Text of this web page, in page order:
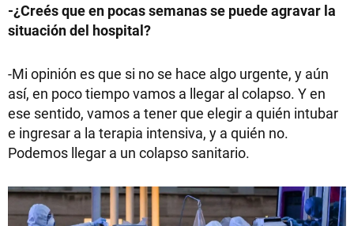
-¿Creés que en pocas semanas se puede agravar la
situación del hospital?
-Mi opinión es que si no se hace algo urgente, y aún
así, en poco tiempo vamos a llegar al colapso. Y en
ese sentido, vamos a tener que elegir a quién intubar
e ingresar a la terapia intensiva, y a quién no.
Podemos llegar a un colapso sanitario.